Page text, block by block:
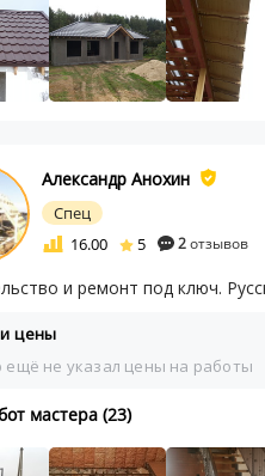
Александр Анохин
Спец
16.00
5 2отзывов
и ремонт под ключ.
и цены
ещё не указал цены на работы
мастера (23)